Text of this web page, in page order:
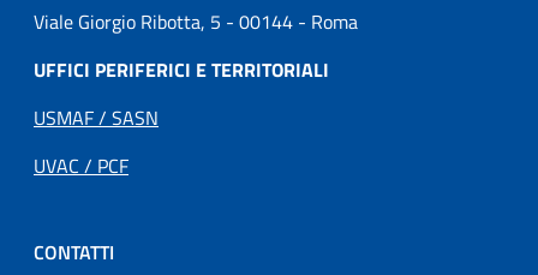
Viale Giorgio Ribotta, 5 - 00144 - Roma
UFFICI PERIFERICI E TERRITORIALI
USMAF / SASN
UVAC / PCF
CONTATTI